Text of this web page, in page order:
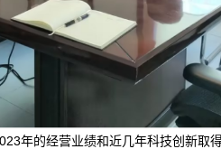
年的经营业绩和近几年科技创新取